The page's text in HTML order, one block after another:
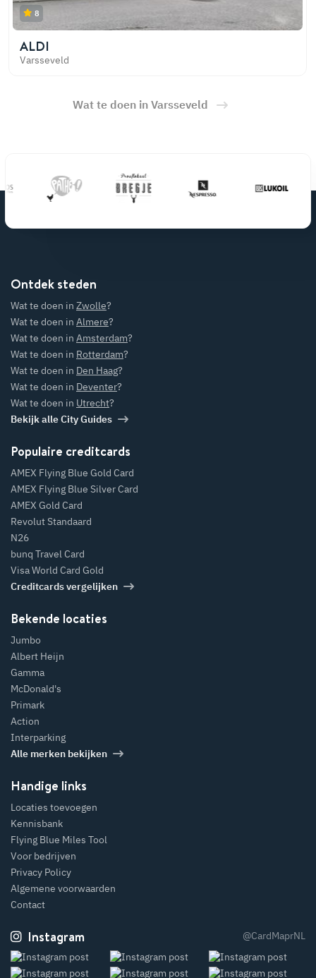
8
ALDI
Varsseveld
Wat te doen in Varsseveld
Ontdek steden
Wat te doen in Zwolle?
Wat te doen in Almere?
Wat te doen in Amsterdam?
Wat te doen in Rotterdam?
Wat te doen in Den Haag?
Wat te doen in Deventer?
Wat te doen in Utrecht?
Bekijk alle City Guides
Populaire creditcards
AMEX Flying Blue Gold Card
AMEX Flying Blue Silver Card
AMEX Gold Card
Revolut Standaard
N26
bunq Travel Card
Visa World Card Gold
Creditcards vergelijken
Bekende locaties
Jumbo
Albert Heijn
Gamma
McDonald's
Primark
Action
Interparking
Alle merken bekijken
Handige links
Locaties toevoegen
Kennisbank
Flying Blue Miles Tool
Voor bedrijven
Privacy Policy
Algemene voorwaarden
Contact
Instagram @CardMaprNL